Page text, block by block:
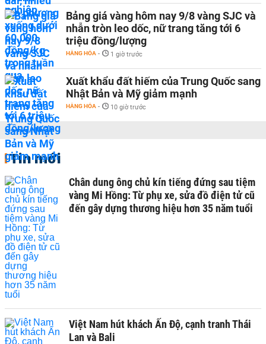
Bảng giá vàng hôm nay 9/8 vàng SJC và
nhẫn tròn leo dốc, nữ trang tăng tới 6
triệu đồng/lượng
HÀNG HÓA - 1 giờ trước
Xuất khẩu đất hiếm của Trung Quốc sang
Nhật Bản và Mỹ giảm mạnh
HÀNG HÓA - 10 giờ trước
Tin mới
Chân dung ông chủ kín tiếng đứng sau tiệm
vàng Mi Hồng: Từ phụ xe, sửa đồ điện tử cũ
đến gây dựng thương hiệu hơn 35 năm tuổi
Việt Nam hút khách Ấn Độ, cạnh tranh Thái
Lan và Bali